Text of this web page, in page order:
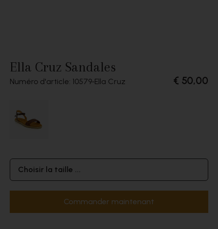
Ella Cruz Sandales
Numéro d'article: 10579 Ella Cruz € 50,00
Choisir la taille ...
Commander maintenant